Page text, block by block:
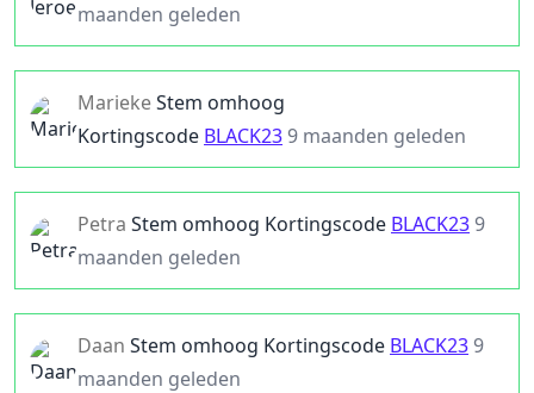
maanden geleden
MariekeStem omhoog
Kortingscode BLACK239 maanden geleden
Petra Stem omhoog Kortingscode BLACK239
maanden geleden
Daan Stem omhoog Kortingscode BLACK239
maanden geleden